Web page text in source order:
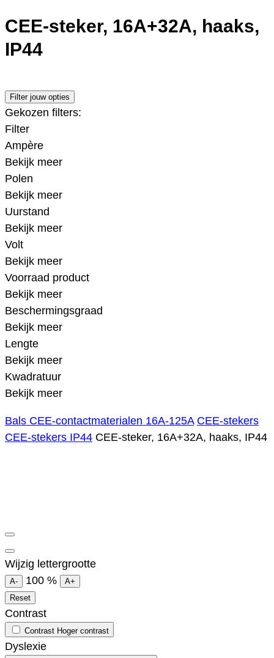
CEE-steker, 16A+32A, haaks,
IP44
Filter jouw opties
Gekozen filters:
Filter
Ampère
Bekijk meer
Polen
Bekijk meer
Uurstand
Bekijk meer
Volt
Bekijk meer
Voorraad product
Bekijk meer
Beschermingsgraad
Bekijk meer
Lengte
Bekijk meer
Kwadratuur
Bekijk meer
Bals CEE-contactmaterialen 16A-125A CEE-stekers
CEE-stekers IP44 CEE-steker, 16A+32A, haaks, IP44
Wijzig lettergrootte
A- 100 %
A+
Reset
Contrast
Contrast Hoger contrast
Dyslexie